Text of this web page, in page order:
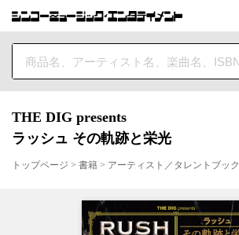
THE DIG presents
ラッシュ その軌跡と栄光
トップページ > 書籍 > アーティスト／タレントブック